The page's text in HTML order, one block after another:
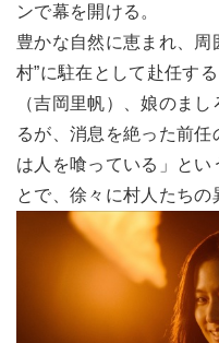
ンで幕を開ける。
豊かな自然に恵まれ、周
村”に駐在として赴任す
（吉岡里帆）、娘のま
るが、消息を絶った前
は人を喰っている」とい
とで、徐々に村人たちの